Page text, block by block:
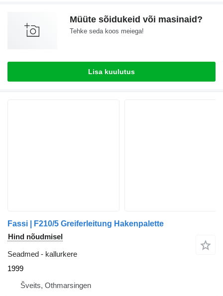
Müüte sõidukeid või masinaid?
Tehke seda koos meiega!
Lisa kuulutus
Fassi | F210/5 Greiferleitung Hakenpalette
Hind nõudmisel
Seadmed - kallurkere
1999
Šveits, Othmarsingen